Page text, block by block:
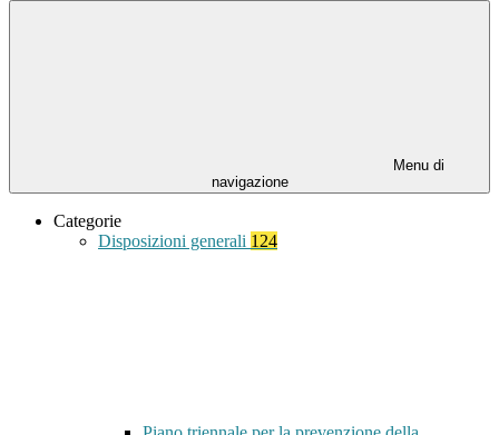
Menu di
navigazione
Categorie
Disposizioni generali 124